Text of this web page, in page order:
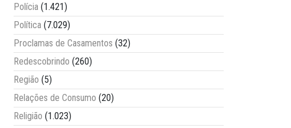
Polícia (1.421)
Política (7.029)
Proclamas de Casamentos (32)
Redescobrindo (260)
Região (5)
Relações de Consumo (20)
Religião (1.023)